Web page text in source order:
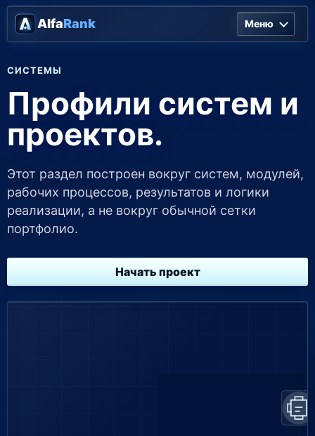
AlfaRank Меню
СИСТЕМЫ
Профили систем и
проектов.
Этот раздел построен вокруг систем, модулей,
рабочих процессов, результатов и логики
реализации, а не вокруг обычной сетки
портфолио.
Начать проект